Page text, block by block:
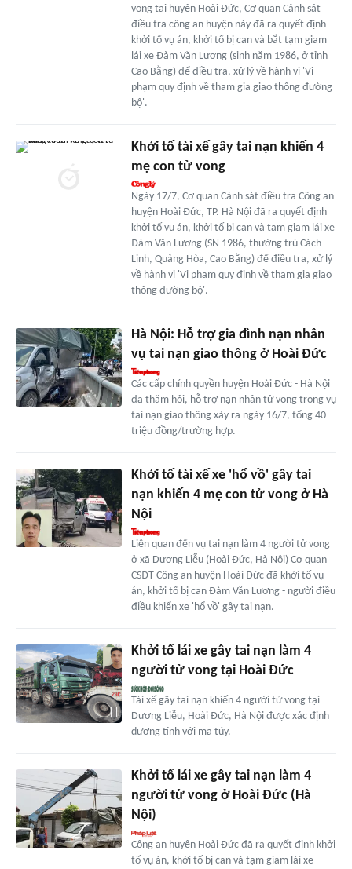
vong tại huyện Hoài Đức, Cơ quan Cảnh sát
điều tra công an huyện này đã ra quyết định
khởi tố vụ án, khởi tố bị can và bắt tạm giam
lái xe Đàm Văn Lương (sinh năm 1986, ở tỉnh
Cao Bằng) để điều tra, xử lý về hành vi 'Vi
phạm quy định về tham gia giao thông đường
bộ'.
Khởi tố tài xế gây tai nạn khiến 4
mẹ con tử vong
Ngày 17/7, Cơ quan Cảnh sát điều tra Công an
huyện Hoài Đức, TP. Hà Nội đã ra quyết định
khởi tố vụ án, khởi tố bị can và tạm giam lái xe
Đàm Văn Lương (SN 1986, thường trú Cách
Linh, Quảng Hòa, Cao Bằng) để điều tra, xử lý
về hành vi 'Vi phạm quy định về tham gia giao
thông đường bộ'.
Hà Nội: Hỗ trợ gia đình nạn nhân
vụ tai nạn giao thông ở Hoài Đức
Các cấp chính quyền huyện Hoài Đức - Hà Nội
đã thăm hỏi, hỗ trợ nạn nhân tử vong trong vụ
tai nạn giao thông xảy ra ngày 16/7, tổng 40
triệu đồng/trường hợp.
Khởi tố tài xế xe 'hổ vồ' gây tai
nạn khiến 4 mẹ con tử vong ở Hà
Nội
Liên quan đến vụ tai nạn làm 4 người tử vong
ở xã Dương Liễu (Hoài Đức, Hà Nội) Cơ quan
CSĐT Công an huyện Hoài Đức đã khởi tố vụ
án, khởi tố bị can Đàm Văn Lương - người điều
điều khiển xe 'hổ vồ' gây tai nạn.
Khởi tố lái xe gây tai nạn làm 4
người tử vong tại Hoài Đức
Tài xế gây tai nạn khiến 4 người tử vong tại
Dương Liễu, Hoài Đức, Hà Nội được xác định
dương tính với ma túy.
Khởi tố lái xe gây tai nạn làm 4
người tử vong ở Hoài Đức (Hà
Nội)
Công an huyện Hoài Đức đã ra quyết định khởi
tố vụ án, khởi tố bị can và tạm giam lái xe